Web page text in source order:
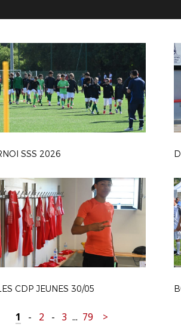
SSS 2026
CDP JEUNES 30/05
1 - 2 - 3 ... 79 >